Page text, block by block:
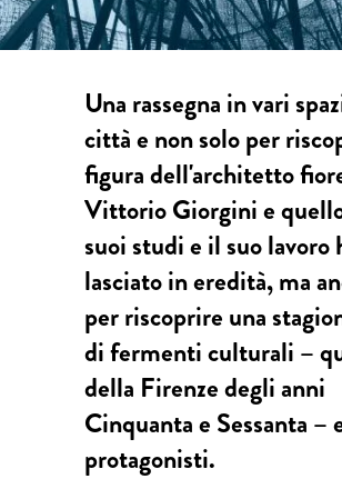
Una rassegna in vari
città e non solo per
figura dell'architetto
Vittorio Giorgini e
suoi studi e il suo lavoro
lasciato in eredità, ma
per riscoprire una
di fermenti culturali –
della Firenze degli anni
Cinquanta e Sessanta –
protagonisti.